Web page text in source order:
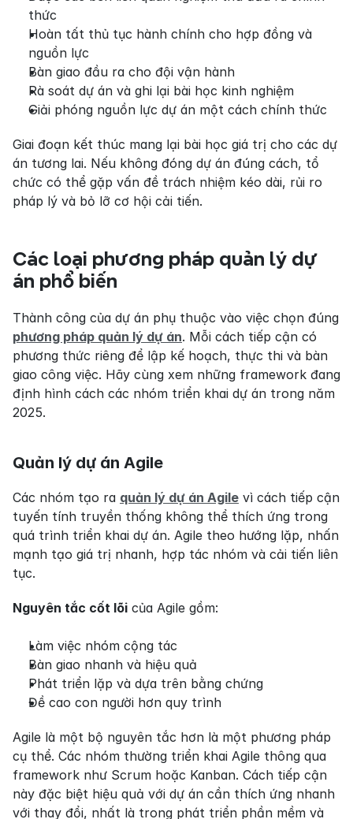
thức
Hoàn tất thủ tục hành chính cho hợp đồng và
nguồn lực
Bàn giao đầu ra cho đội vận hành
Rà soát dự án và ghi lại bài học kinh nghiệm
Giải phóng nguồn lực dự án một cách chính thức
Giai đoạn kết thúc mang lại bài học giá trị cho các dự
án tương lai. Nếu không đóng dự án đúng cách, tổ
chức có thể gặp vấn đề trách nhiệm kéo dài, rủi ro
pháp lý và bỏ lỡ cơ hội cải tiến.
Các loại phương pháp quản lý dự
án phổ biến
phương pháp quản lý dự án. Mỗi cách tiếp cận có
phương thức riêng để lập kế hoạch, thực thi và bàn
giao công việc. Hãy cùng xem những framework đang
định hình cách các nhóm triển khai dự án trong năm
2025.
Quản lý dự án Agile
Các nhóm tạo ra quản lý dự án Agile vì cách tiếp cận
tuyến tính truyền thống không thể thích ứng trong
quá trình triển khai dự án. Agile theo hướng lặp, nhấn
mạnh tạo giá trị nhanh, hợp tác nhóm và cải tiến liên
tục.
Nguyên tắc cốt lõi của Agile gồm:
Làm việc nhóm cộng tác
Bàn giao nhanh và hiệu quả
Phát triển lặp và dựa trên bằng chứng
Đề cao con người hơn quy trình
Agile là một bộ nguyên tắc hơn là một phương pháp
cụ thể. Các nhóm thường triển khai Agile thông qua
framework như Scrum hoặc Kanban. Cách tiếp cận
này đặc biệt hiệu quả với dự án cần thích ứng nhanh
với thay đổi, nhất là trong phát triển phần mềm và